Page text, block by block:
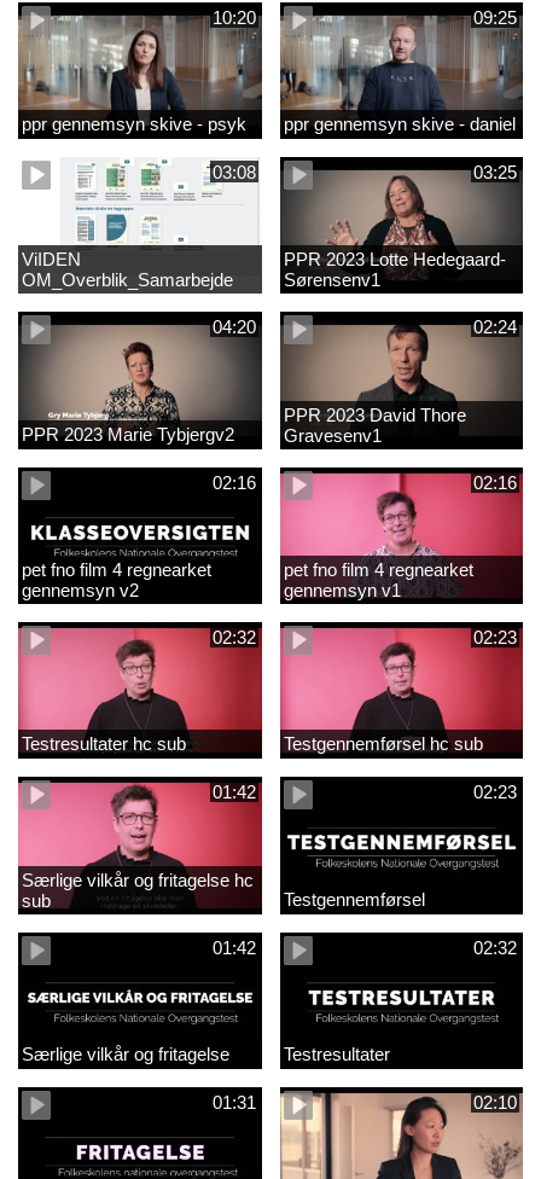
10:20
ppr gennemsyn skive - psyk
09:25
ppr gennemsyn skive - daniel
03:08
ViIDEN
OM_Overblik_Samarbejde
med forældre om sproglig
udvikling og forebyggelse af
læsevanskelighede
03:25
PPR 2023 Lotte Hedegaard-
Sørensenv1
04:20
PPR 2023 Marie Tybjergv2
02:24
PPR 2023 David Thore
Gravesenv1
02:16
pet fno film 4 regnearket
gennemsyn v2
02:16
pet fno film 4 regnearket
gennemsyn v1
02:32
Testresultater hc sub
02:23
Testgennemførsel hc sub
01:42
Særlige vilkår og fritagelse hc
sub
02:23
Testgennemførsel
01:42
Særlige vilkår og fritagelse
02:32
Testresultater
01:31 02:10